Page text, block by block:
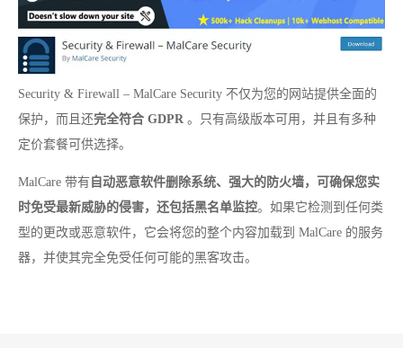
Security & Firewall – MalCare Security 不仅为您的网站提供全面的
保护，而且还完全符合 GDPR 。只有高级版本可用，并且有多种
定价套餐可供选择。
MalCare 带有 自动恶意软件删除系统、强大的防火墙，可确保您实
时免受最新威胁的侵害，还包括黑名单监控。如果它检测到任何类
型的更改或恶意软件，它会将您的整个内容加载到 MalCare 的服务
器，并使其完全免受任何可能的黑客攻击。